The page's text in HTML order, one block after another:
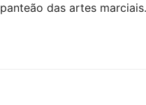
das artes marciais.